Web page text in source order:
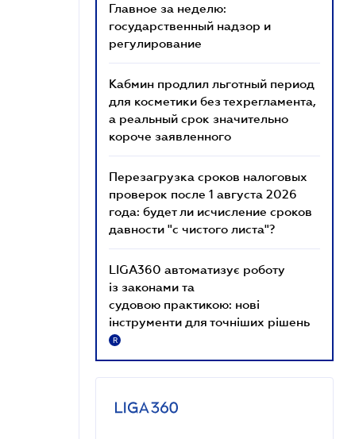
Главное за неделю:
государственный надзор и
регулирование
Кабмин продлил льготный период
для косметики без техрегламента,
а реальный срок значительно
короче заявленного
Перезагрузка сроков налоговых
проверок после 1 августа 2026
года: будет ли исчисление сроков
давности "с чистого листа"?
LIGA360 автоматизує роботу
із законами та
судовою практикою: нові
інструменти для точніших рішень
R